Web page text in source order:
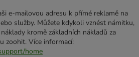
e-mailovou adresu k přímé reklamě na
služby. Můžete kdykoli vznést námitku,
kromě základních nákladů za
zoohit. Více informací:
home